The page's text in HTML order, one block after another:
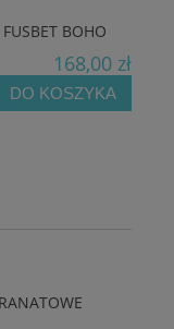
BOHO
168,00 zł
DO KOSZYKA